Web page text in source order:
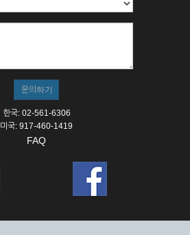
한국: 02-561-6306
미국: 917-460-1419
FAQ